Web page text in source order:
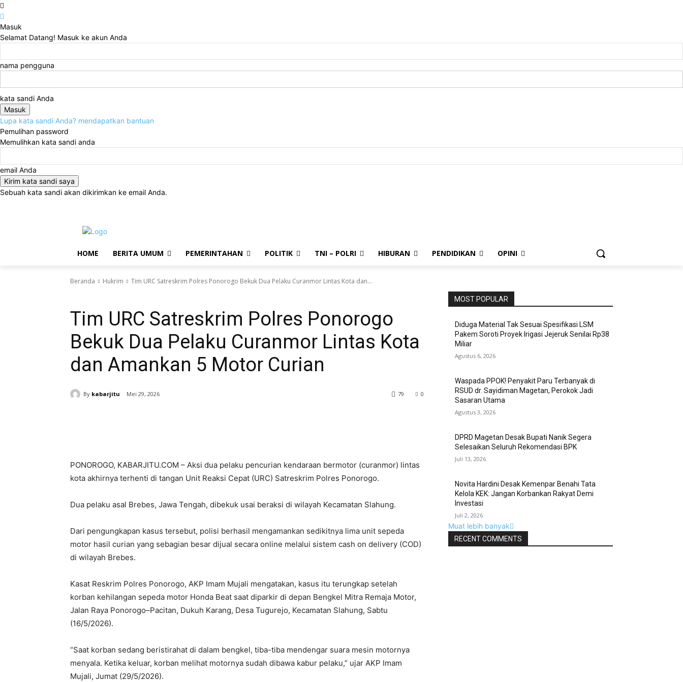
Masuk
Selamat Datang! Masuk ke akun Anda
nama pengguna
kata sandi Anda
Lupa kata sandi Anda? mendapatkan bantuan
Pemulihan password
Memulihkan kata sandi anda
email Anda
Sebuah kata sandi akan dikirimkan ke email Anda.
HOME BERITA UMUM PEMERINTAHAN POLITIK TNI – POLRI HIBURAN PENDIDIKAN OPINI
Beranda Hukrim Tim URC Satreskrim Polres Ponorogo Bekuk Dua Pelaku Curanmor Lintas Kota dan...
Tim URC Satreskrim Polres Ponorogo
Bekuk Dua Pelaku Curanmor Lintas Kota
dan Amankan 5 Motor Curian
By kabarjitu Mei 29, 2026 0
79
PONOROGO, KABARJITU.COM – Aksi dua pelaku pencurian kendaraan bermotor (curanmor) lintas
kota akhirnya terhenti di tangan Unit Reaksi Cepat (URC) Satreskrim Polres Ponorogo.
Dua pelaku asal Brebes, Jawa Tengah, dibekuk usai beraksi di wilayah Kecamatan Slahung.
Dari pengungkapan kasus tersebut, polisi berhasil mengamankan sedikitnya lima unit sepeda
motor hasil curian yang sebagian besar dijual secara online melalui sistem cash on delivery (COD)
di wilayah Brebes.
Kasat Reskrim Polres Ponorogo, AKP Imam Mujali mengatakan, kasus itu terungkap setelah
korban kehilangan sepeda motor Honda Beat saat diparkir di depan Bengkel Mitra Remaja Motor,
Jalan Raya Ponorogo–Pacitan, Dukuh Karang, Desa Tugurejo, Kecamatan Slahung, Sabtu
(16/5/2026).
“Saat korban sedang beristirahat di dalam bengkel, tiba-tiba mendengar suara mesin motornya
menyala. Ketika keluar, korban melihat motornya sudah dibawa kabur pelaku,” ujar AKP Imam
Mujali, Jumat (29/5/2026).
MOST POPULAR
Diduga Material Tak Sesuai Spesifikasi LSM
Pakem Soroti Proyek Irigasi Jejeruk Senilai Rp38
Miliar
Agustus 6, 2026
Waspada PPOK! Penyakit Paru Terbanyak di
RSUD dr. Sayidiman Magetan, Perokok Jadi
Sasaran Utama
Agustus 3, 2026
DPRD Magetan Desak Bupati Nanik Segera
Selesaikan Seluruh Rekomendasi BPK
Juli 13, 2026
Novita Hardini Desak Kemenpar Benahi Tata
Kelola KEK: Jangan Korbankan Rakyat Demi
Investasi
Juli 2, 2026
Muat lebih banyak
RECENT COMMENTS